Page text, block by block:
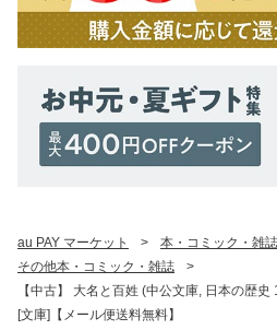
au PAY マーケット > 本・コミック・雑誌
その他本・コミック・雑誌
>
【中古】 大名と百姓 (中公文庫, 日本の歴
[文庫]【メール便送料無料】